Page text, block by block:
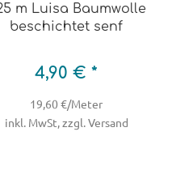
m Luisa Baumwolle
beschichtet senf
4,90 € *
19,60 €/Meter
inkl. MwSt, zzgl. Versand